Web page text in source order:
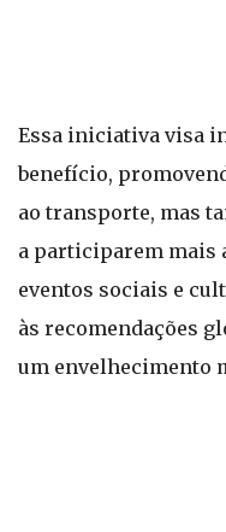
Essa iniciativa visa
benefício,
ao transporte, mas
a participarem mais
eventos sociais e
às recomendações
um envelhecimento